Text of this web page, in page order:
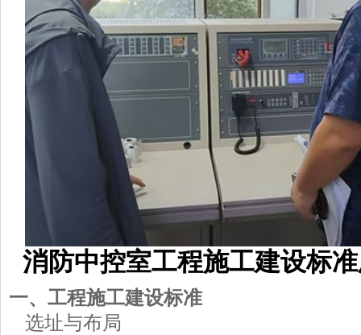
消防中控室工程施工建设标
一、工程施工建设标准
选址与布局